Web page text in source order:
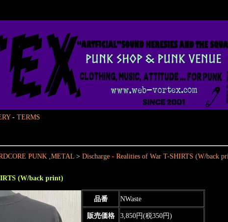
- TERMS
PUNK ,METAL > Discharge - Realities of War T-SHIRTS (W/back
(W/back print)
品番 NWaste
販売価格 3,850円(税350円)